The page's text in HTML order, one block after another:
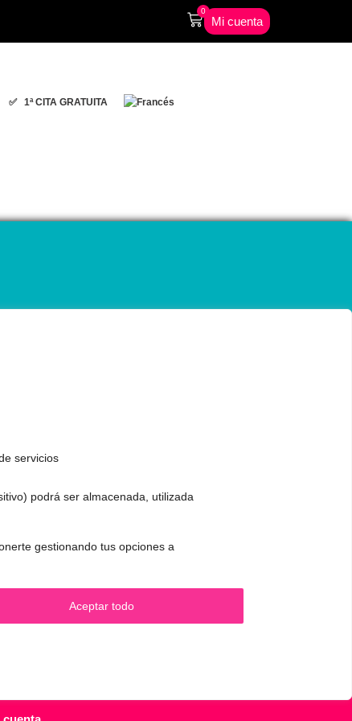
servicios
podrá ser almacenada, utilizada
gestionando tus opciones a
Aceptar todo
0
Mi cuenta
✅ 1ª CITA GRATUITA
Pide tu CITA ONLINE